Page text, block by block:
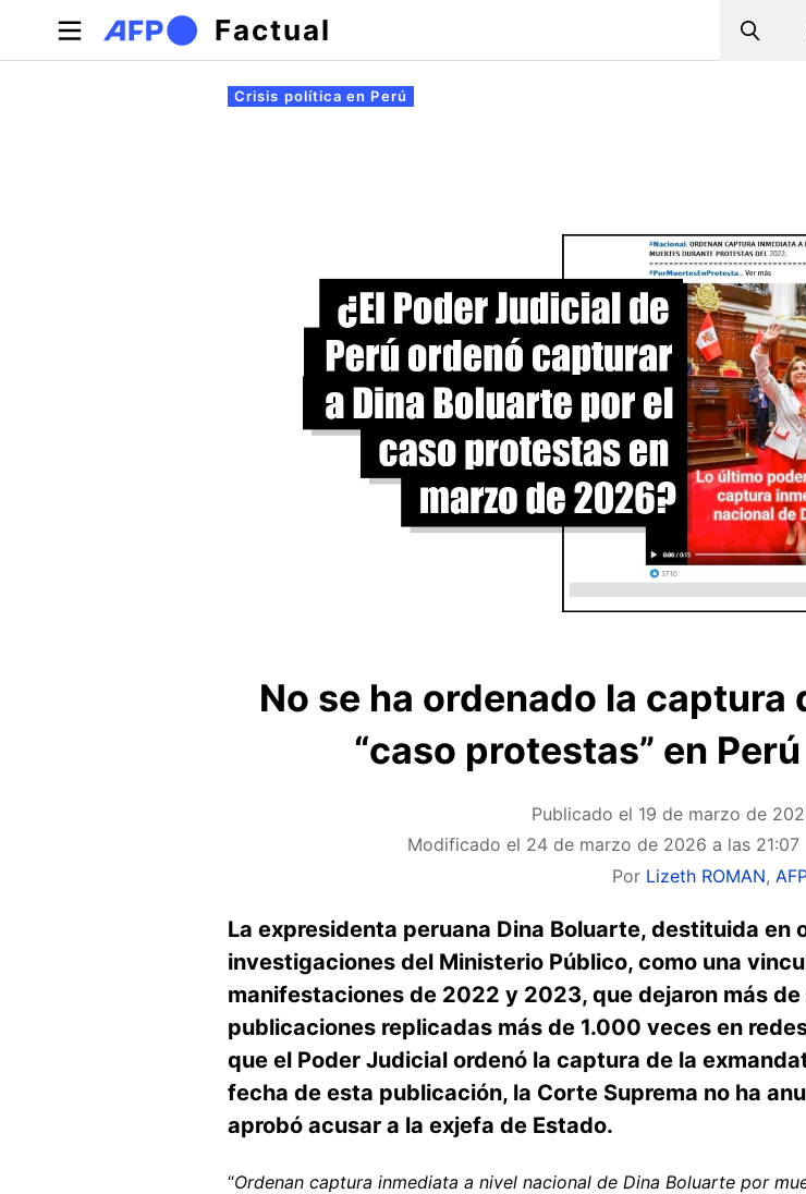
Pasar al contenido principal
Factual Search
Solapas principales
Crisis política en Perú
No se ha ordenado la captura
“caso protestas” en
Publicado el 19 de marzo de
Modificado el 24 de marzo de 2026 a las 21:07
Por Lizeth ROMAN,
La expresidenta peruana Dina Boluarte, destituida
investigaciones del Ministerio Público, como una
manifestaciones de 2022 y 2023, que dejaron más
publicaciones replicadas más de 1.000 veces en
que el Poder Judicial ordenó la captura de la
fecha de esta publicación, la Corte Suprema no ha
aprobó acusar a la exjefa de Estado.
“Ordenan captura inmediata a nivel nacional de Dina Boluarte por